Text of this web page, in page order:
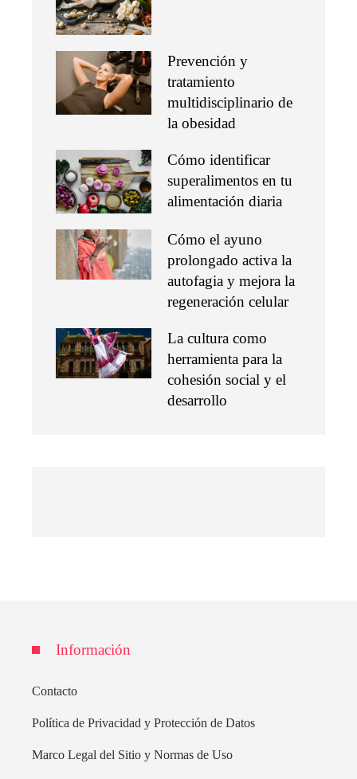
Prevención y
tratamiento
multidisciplinario de
la obesidad
Cómo identificar
superalimentos en tu
alimentación diaria
Cómo el ayuno
prolongado activa la
autofagia y mejora la
regeneración celular
La cultura como
herramienta para la
cohesión social y el
desarrollo
Información
Contacto
Política de Privacidad y Protección de Datos
Marco Legal del Sitio y Normas de Uso